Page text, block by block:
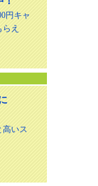
円キャ
え
高いス